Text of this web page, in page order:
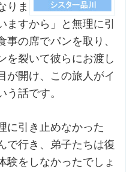
りま
すから」と無理に引
事の席でパンを取り、
を裂いて彼らにお渡し
が開け、この旅人がイ
う話です。
に引き止めなかった
で行き、弟子たちは復
験をしなかったでしょ